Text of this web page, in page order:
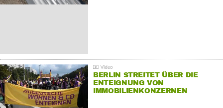
BERLIN STREITET ÜBER DIE
ENTEIGNUNG VON
IMMOBILIENKONZERNEN